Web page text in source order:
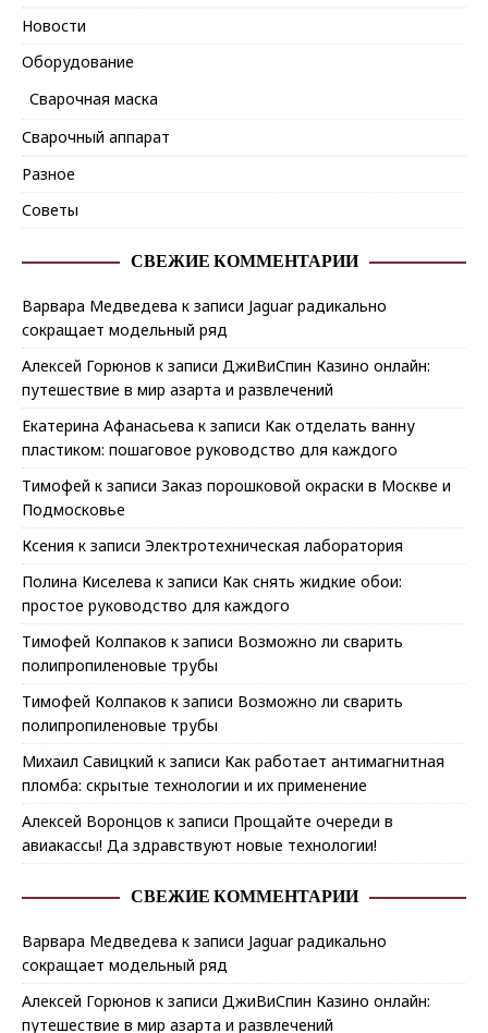
Новости
Оборудование
Сварочная маска
Сварочный аппарат
Разное
Советы
СВЕЖИЕ КОММЕНТАРИИ
Варвара Медведева к записи Jaguar радикально
сокращает модельный ряд
Алексей Горюнов к записи ДжиВиСпин Казино онлайн:
путешествие в мир азарта и развлечений
Екатерина Афанасьева к записи Как отделать ванну
пластиком: пошаговое руководство для каждого
Тимофей к записи Заказ порошковой окраски в Москве и
Подмосковье
Ксения к записи Электротехническая лаборатория
Полина Киселева к записи Как снять жидкие обои:
простое руководство для каждого
Тимофей Колпаков к записи Возможно ли сварить
полипропиленовые трубы
Тимофей Колпаков к записи Возможно ли сварить
полипропиленовые трубы
Михаил Савицкий к записи Как работает антимагнитная
пломба: скрытые технологии и их применение
Алексей Воронцов к записи Прощайте очереди в
авиакассы! Да здравствуют новые технологии!
СВЕЖИЕ КОММЕНТАРИИ
Варвара Медведева к записи Jaguar радикально
сокращает модельный ряд
Алексей Горюнов к записи ДжиВиСпин Казино онлайн:
путешествие в мир азарта и развлечений